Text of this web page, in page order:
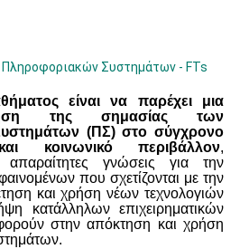
Πληροφοριακών Συστημάτων - FTs
είναι να παρέχει μια
της σημασίας των
(ΠΣ) στο σύγχρονο
κοινωνικό περιβάλλον,
απαραίτητες γνώσεις για την
που σχετίζονται με την
και χρήση νέων τεχνολογιών
κατάλληλων επιχειρηματικών
στην απόκτηση και χρήση